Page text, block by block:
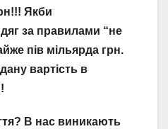
Якби
за правилами “не
пів мільярда грн.
вартість в
В нас виникають